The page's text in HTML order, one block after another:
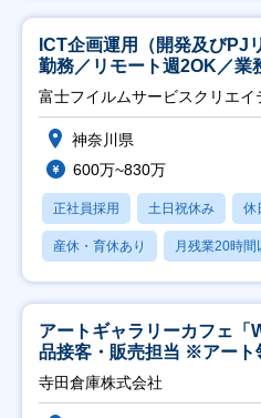
ICT企画運用（開発及びPJ
勤務／リモート週2OK／業
富士フイルムサービスクリエイ
神奈川県
600万~830万
正社員採用 土日祝休み 休
産休・育休あり 月残業20時間
アートギャラリーカフェ「
品接客・販売担当 ※アート
寺田倉庫株式会社